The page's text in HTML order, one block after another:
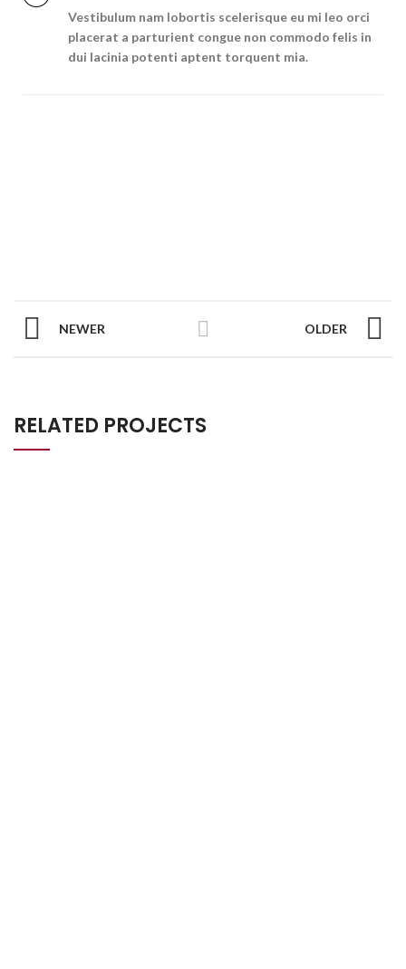
Vestibulum nam lobortis scelerisque eu mi leo orci
placerat a parturient congue non commodo felis in
dui lacinia potenti aptent torquent mia.
NEWER OLDER
RELATED PROJECTS